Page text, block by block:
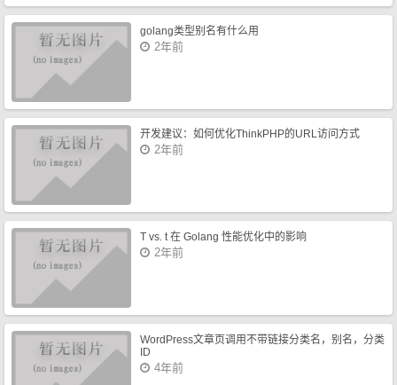
golang类型别名有什么用
2年前
开发建议：如何优化ThinkPHP的URL访问方式
2年前
T vs. t 在 Golang 性能优化中的影响
2年前
WordPress文章页调用不带链接分类名，别名，分类
ID
4年前